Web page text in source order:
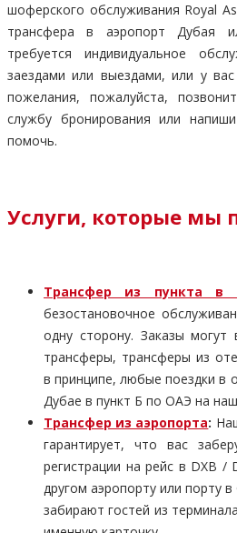
шоферского обслуживания Royal
трансфера в аэропорт Дубая
требуется индивидуальное
заездами или выездами, или у
пожелания, пожалуйста,
службу бронирования или
помочь.
Услуги, которые мы
Трансфер из пункта в
безостановочное
одну сторону. Заказы могут
трансферы, трансферы из
в принципе, любые поездки в
Дубае в пункт Б по ОАЭ на
Трансфер из аэропорта:
гарантирует, что вас
регистрации на рейс в DXB /
другом аэропорту или
забирают гостей из